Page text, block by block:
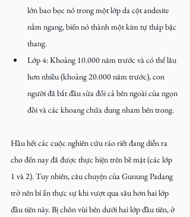
lớn bao bọc nó trong một lớp da cột andesite
nằm ngang, biến nó thành một kim tự tháp bậc
thang.
Lớp 4: Khoảng 10.000 năm trước và có thể lâu
hơn nhiều (khoảng 20.000 năm trước), con
người đã bắt đầu sửa đổi cả bên ngoài của ngọn
đồi và các khoang chứa dung nham bên trong.
Hầu hết các cuộc nghiên cứu ráo riết đang diễn ra
cho đến nay đã được thực hiện trên bề mặt (các lớp
1 và 2). Tuy nhiên, câu chuyện của Gunung Padang
trở nên bí ẩn thực sự khi vượt qua sâu hơn hai lớp
đầu tiên này. Bị chôn vùi bên dưới hai lớp đầu tiên, ở